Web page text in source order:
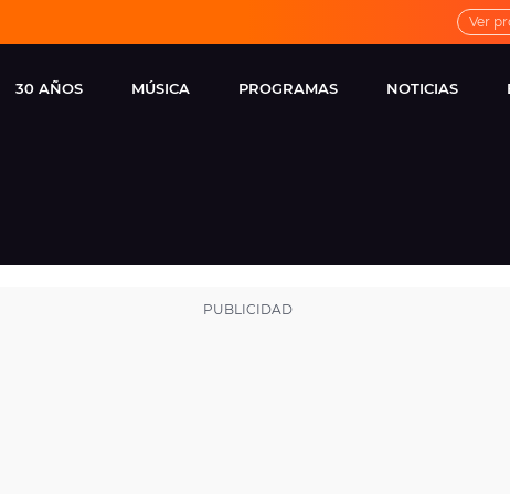
Ver
30 AÑOS MÚSICA
FM
PROGRAMAS
VIRALES
NOTICIAS